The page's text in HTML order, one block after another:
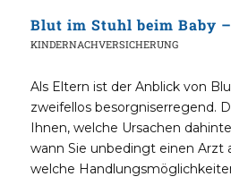
Blut im Stuhl beim Baby
KINDERNACHVERSICHERUNG
Als Eltern ist der Anblick von
zweifellos besorgniserregend.
Ihnen, welche Ursachen
wann Sie unbedingt einen Arzt
welche